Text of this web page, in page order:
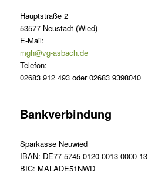
Hauptstraße 2
53577 Neustadt (Wied)
E-Mail:
mgh@vg-asbach.de
Telefon:
02683 912 493 oder 02683 9398040
Bankverbindung
Sparkasse Neuwied
IBAN: DE77 5745 0120 0013 0000 13
BIC: MALADE51NWD